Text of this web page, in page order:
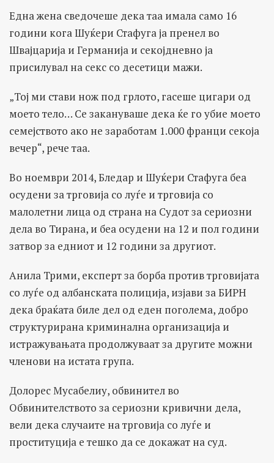
Една жена сведочеше дека таа имала само 16
години кога Шуќери Стафуга ја пренел во
Швајцарија и Германија и секојдневно ја
присилувал на секс со десетици мажи.
„Тој ми стави нож под грлото, гасеше цигари од
моето тело… Се закануваше дека ќе го убие моето
семејството ако не заработам 1.000 франци секоја
вечер“, рече таа.
Во ноември 2014, Бледар и Шуќери Стафуга беа
осудени за трговија со луѓе и трговија со
малолетни лица од страна на Судот за сериозни
дела во Тирана, и беа осудени на 12 и пол години
затвор за едниот и 12 години за другиот.
Анила Трими, експерт за борба против трговијата
со луѓе од албанската полиција, изјави за БИРН
дека браќата биле дел од еден поголема, добро
структурирана криминална организација и
истражувањата продолжуваат за другите можни
членови на истата група.
Долорес Мусабелиу, обвинител во
Обвинителството за сериозни кривични дела,
вели дека случаите на трговија со луѓе и
проституција е тешко да се докажат на суд.